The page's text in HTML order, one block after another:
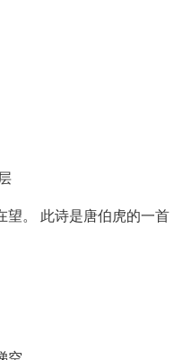
望。 此诗是唐伯虎的一首